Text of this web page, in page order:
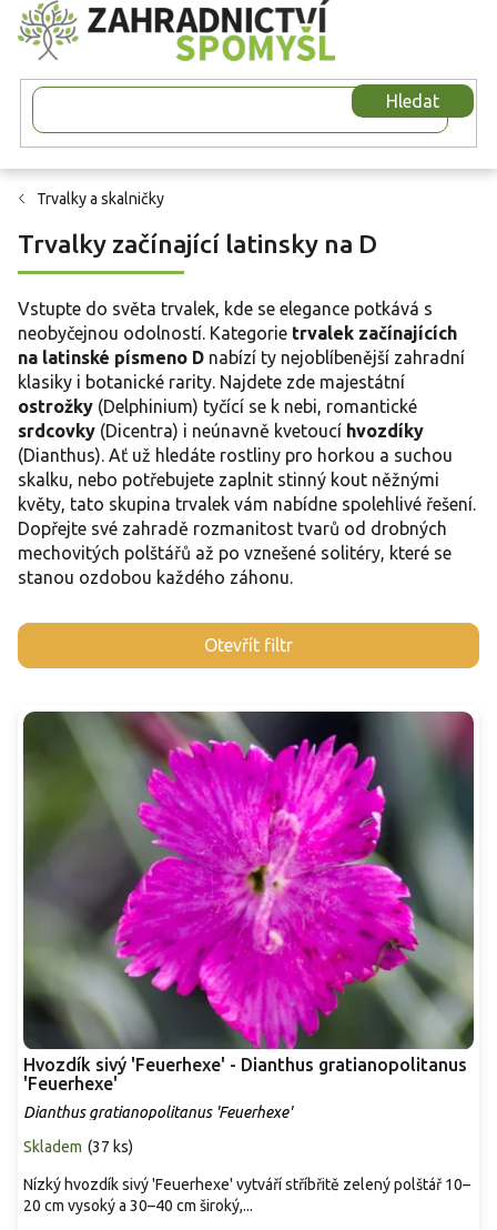
Přejít
na
obsah
Hledat
Trvalky a skalničky
Trvalky začínající latinsky na D
Vstupte do světa trvalek, kde se elegance potkává s
neobyčejnou odolností. Kategorie trvalek začínajících
na latinské písmeno D nabízí ty nejoblíbenější zahradní
klasiky i botanické rarity. Najdete zde majestátní
ostrožky (Delphinium) tyčící se k nebi, romantické
srdcovky (Dicentra) i neúnavně kvetoucí hvozdíky
(Dianthus). Ať už hledáte rostliny pro horkou a suchou
skalku, nebo potřebujete zaplnit stinný kout něžnými
květy, tato skupina trvalek vám nabídne spolehlivé řešení.
Dopřejte své zahradě rozmanitost tvarů od drobných
mechovitých polštářů až po vznešené solitéry, které se
stanou ozdobou každého záhonu.
Otevřít filtr
V
ý
s
p
r
Hvozdík sivý 'Feuerhexe' - Dianthus gratianopolitanus
'Feuerhexe'
Dianthus gratianopolitanus 'Feuerhexe'
Skladem (37 ks)
Nízký hvozdík sivý 'Feuerhexe' vytváří stříbřitě zelený polštář 10–
20 cm vysoký a 30–40 cm široký,...